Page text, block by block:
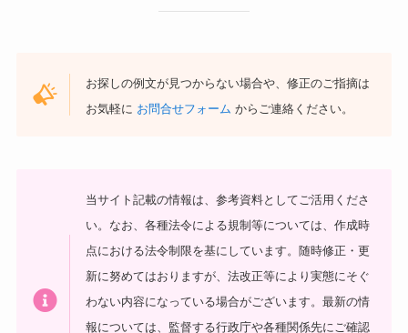
お探しの例文が見つからない場合や、修正のご指摘は
お気軽に お問合せフォーム からご連絡ください。
当サイト記載の情報は、参考資料としてご活用くださ
い。 なお、各種法令による規制等については、作成時
点における法令制限を基にしています。随時修正・更
新に努めてはおりますが、法改正等により実態にそぐ
わない内容になっている場合がございます。最新の情
報については、監督する行政庁や各種関係先にご確認